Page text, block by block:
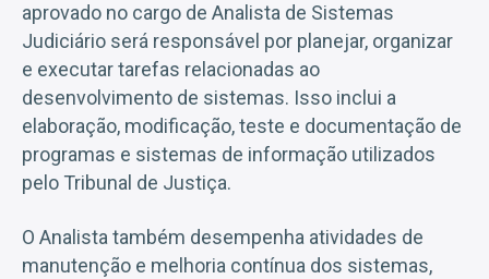
aprovado no cargo de Analista de Sistemas
Judiciário será responsável por planejar, organizar
e executar tarefas relacionadas ao
desenvolvimento de sistemas. Isso inclui a
elaboração, modificação, teste e documentação de
programas e sistemas de informação utilizados
pelo Tribunal de Justiça.
O Analista também desempenha atividades de
manutenção e melhoria contínua dos sistemas,